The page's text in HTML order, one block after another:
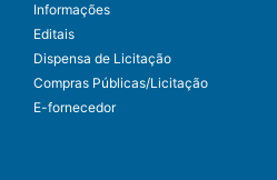
Informações
Editais
Dispensa de Licitação
Compras Públicas/Licitação
E-fornecedor